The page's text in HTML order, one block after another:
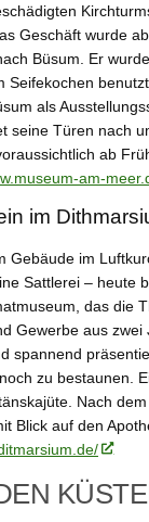
Geschäft wurde
Büsum. Er
Seifekochen
als
seine Türen nach
ab
am-
im
Gebäude im
Sattlerei – heute
das die
Gewerbe aus zwei
spannend
zu bestaunen.
Nach
Blick auf den